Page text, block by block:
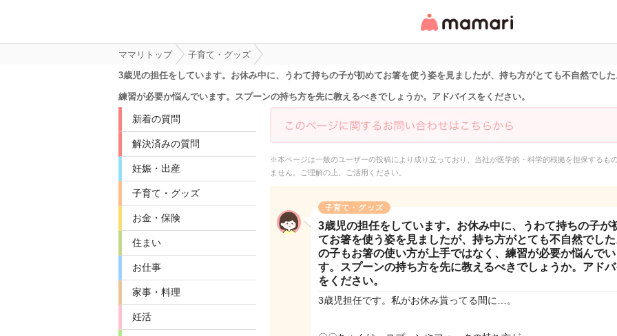
リ・情報サイト
ママリトップ
子育て・グッズ
3歳児の担任をしています。お休み中に、うわて持ちの子が初めてお箸を使う姿を見ましたが、持ち方がとても不自然でし
練習が必要か悩んでいます。スプーンの持ち方を先に教えるべきでしょうか。アドバイスをください。
新着の質問
解決済みの質問
妊娠・出産
子育て・グッズ
お金・保険
住まい
お仕事
家事・料理
妊活
※本ページは一般のユーザーの投稿により成り立っており、当社が医学的・科学的根拠を担保するも
ません。ご理解の上、ご活用ください。
子育て・グッズ
3歳児の担任をしています。お休み中に、うわて持ちの子が
てお箸を使う姿を見ましたが、持ち方がとても不自然でし
の子もお箸の使い方が上手ではなく、練習が必要か悩んでい
す。スプーンの持ち方を先に教えるべきでしょうか。アド
をください。
3歳児担任です。私がお休み貰ってる間に…。